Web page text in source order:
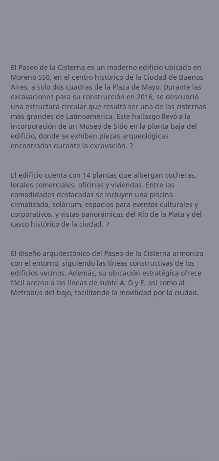
El Paseo de la Cisterna es un moderno edificio ubicado en
Moreno 550, en el centro histórico de la Ciudad de Buenos
Aires, a solo dos cuadras de la Plaza de Mayo. Durante las
excavaciones para su construcción en 2016, se descubrió
una estructura circular que resultó ser una de las cisternas
más grandes de Latinoamérica. Este hallazgo llevó a la
incorporación de un Museo de Sitio en la planta baja del
edificio, donde se exhiben piezas arqueológicas
encontradas durante la excavación. ?
El edificio cuenta con 14 plantas que albergan cocheras,
locales comerciales, oficinas y viviendas. Entre las
comodidades destacadas se incluyen una piscina
climatizada, solárium, espacios para eventos culturales y
corporativos, y vistas panorámicas del Río de la Plata y del
casco histórico de la ciudad. ?
El diseño arquitectónico del Paseo de la Cisterna armoniza
con el entorno, siguiendo las líneas constructivas de los
edificios vecinos. Además, su ubicación estratégica ofrece
fácil acceso a las líneas de subte A, D y E, así como al
Metrobús del bajo, facilitando la movilidad por la ciudad.